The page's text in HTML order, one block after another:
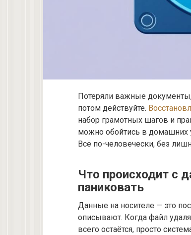
Потеряли важные
потом действуйте.
набор грамотных шагов и
можно обойтись в домашних
Всё по-человечески, без
Что происходит с
паниковать
Данные на носителе — это
описывают. Когда файл
всего остаётся, просто